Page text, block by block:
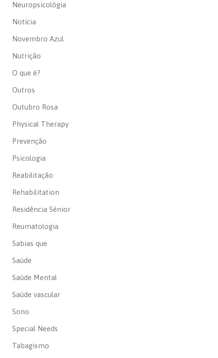
Neuropsicológia
Notícia
Novembro Azul
Nutrição
O que é?
Outros
Outubro Rosa
Physical Therapy
Prevenção
Psicologia
Reabilitação
Rehabilitation
Residência Sénior
Reumatologia
Sabias que
Saúde
Saúde Mental
Saúde vascular
Sono
Special Needs
Tabagismo